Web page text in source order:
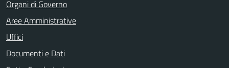
Organi di Governo
Aree Amministrative
Uffici
Documenti e Dati